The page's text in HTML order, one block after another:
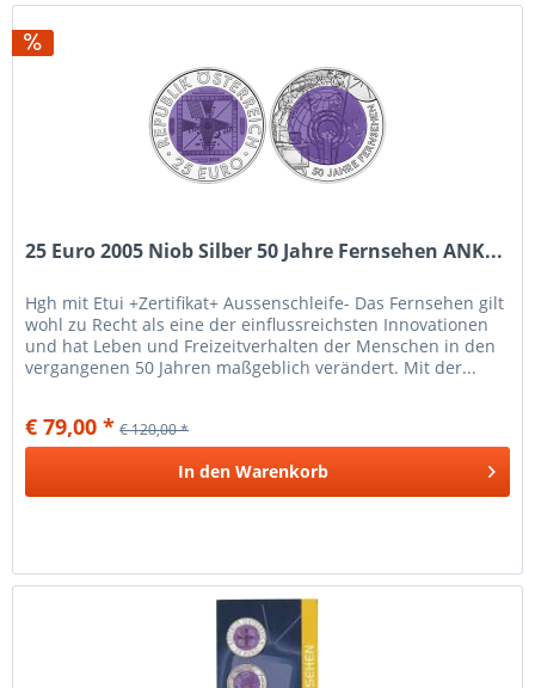
25 Euro 2005 Niob Silber 50 Jahre Fernsehen ANK...
Hgh mit Etui +Zertifikat+ Aussenschleife- Das Fernsehen gilt
wohl zu Recht als eine der einflussreichsten Innovationen
und hat Leben und Freizeitverhalten der Menschen in den
vergangenen 50 Jahren maßgeblich verändert. Mit der...
€ 79,00 * € 120,00 *
In den Warenkorb